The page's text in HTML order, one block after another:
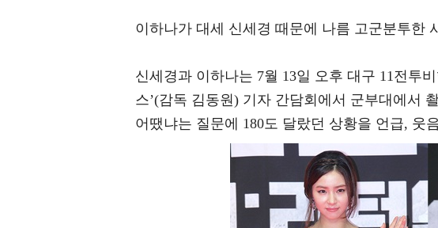
이하나가 대세 신세경 때문에 나름 고군분투한
신세경과 이하나는 7월 13일 오후 대구 11전투
스’(감독 김동원) 기자 간담회에서 군부대에서
어땠냐는 질문에 180도 달랐던 상황을 언급, 웃